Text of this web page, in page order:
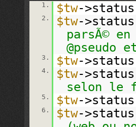
1. $tw-
2. $tw-
parsÃ©
@pseudo
3. $tw-
4. $tw-
selon le
5. $tw-
6. $tw-